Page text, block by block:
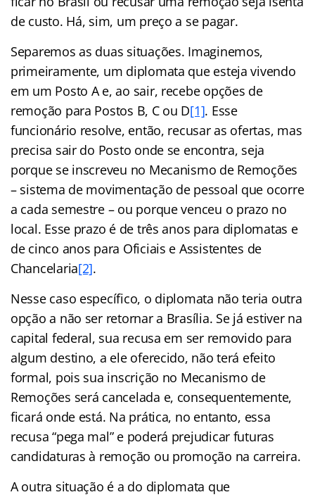
de custo. Há, sim, um preço a se pagar.
Separemos as duas situações. Imaginemos,
primeiramente, um diplomata que esteja vivendo
em um Posto A e, ao sair, recebe opções de
remoção para Postos B, C ou D[1]. Esse
funcionário resolve, então, recusar as ofertas, mas
precisa sair do Posto onde se encontra, seja
porque se inscreveu no Mecanismo de Remoções
– sistema de movimentação de pessoal que ocorre
a cada semestre – ou porque venceu o prazo no
local. Esse prazo é de três anos para diplomatas e
de cinco anos para Oficiais e Assistentes de
Chancelaria[2].
Nesse caso específico, o diplomata não teria outra
opção a não ser retornar a Brasília. Se já estiver na
capital federal, sua recusa em ser removido para
algum destino, a ele oferecido, não terá efeito
formal, pois sua inscrição no Mecanismo de
Remoções será cancelada e, consequentemente,
ficará onde está. Na prática, no entanto, essa
recusa “pega mal” e poderá prejudicar futuras
candidaturas à remoção ou promoção na carreira.
A outra situação é a do diplomata que